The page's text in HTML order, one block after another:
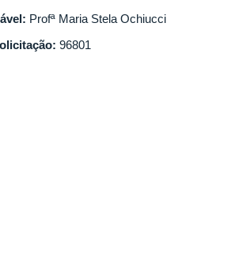
Profª Maria Stela Ochiucci
96801